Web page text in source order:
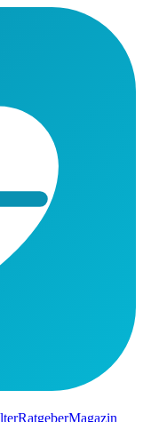
RatgeberMagazin